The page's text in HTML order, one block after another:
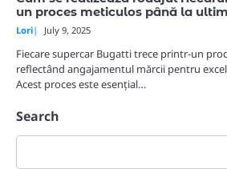
un proces meticulos până la
Lori July 9, 2025
Fiecare supercar Bugatti trece printr-un
reflectând angajamentul mărcii pentru
Acest proces este esențial…
Search